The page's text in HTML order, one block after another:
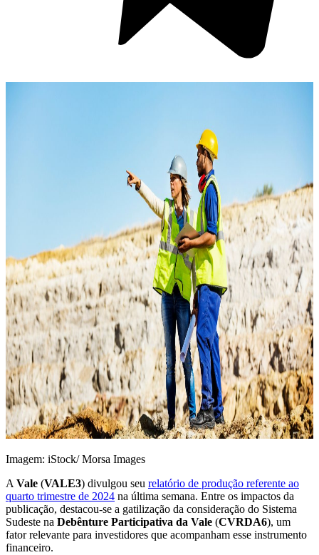
Imagem: iStock/ Morsa Images
A Vale (VALE3) divulgou seu relatório de produção referente ao
quarto trimestre de 2024 na última semana. Entre os impactos da
publicação, destacou-se a gatilização da consideração do Sistema
Sudeste na Debênture Participativa da Vale (CVRDA6), um
fator relevante para investidores que acompanham esse instrumento
financeiro.